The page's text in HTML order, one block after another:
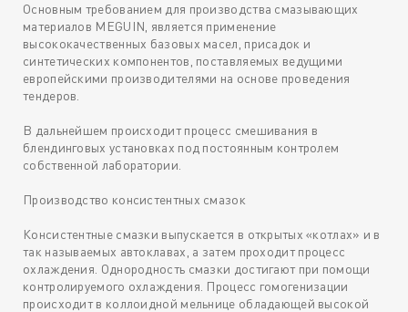
Основным требованием для производства смазывающих
материалов MEGUIN, является применение
высококачественных базовых масел, присадок и
синтетических компонентов, поставляемых ведущими
европейскими производителями на основе проведения
тендеров.
В дальнейшем происходит процесс смешивания в
блендинговых установках под постоянным контролем
собственной лаборатории.
Производство консистентных смазок
Консистентные смазки выпускается в открытых «котлах» и в
так называемых автоклавах, а затем проходит процесс
охлаждения. Однородность смазки достигают при помощи
контролируемого охлаждения. Процесс гомогенизации
происходит в коллоидной мельнице обладающей высокой